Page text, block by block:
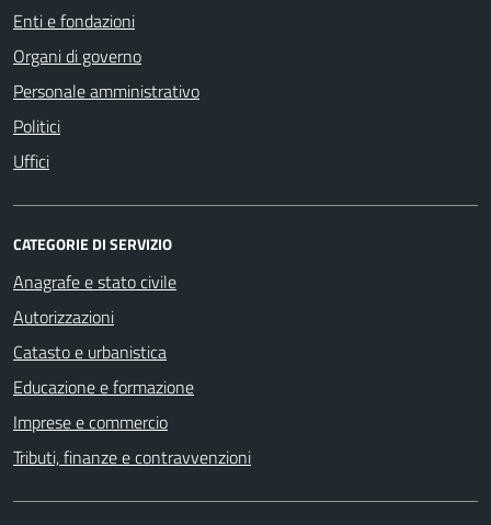
Enti e fondazioni
Organi di governo
Personale amministrativo
Politici
Uffici
CATEGORIE DI SERVIZIO
Anagrafe e stato civile
Autorizzazioni
Catasto e urbanistica
Educazione e formazione
Imprese e commercio
Tributi, finanze e contravvenzioni